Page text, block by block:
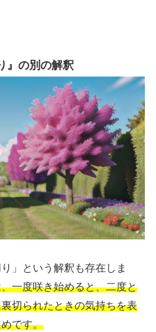
』の別の解釈
」という解釈も存在しま
一度咲き始めると、二度と
切られたときの気持ちを表
です。